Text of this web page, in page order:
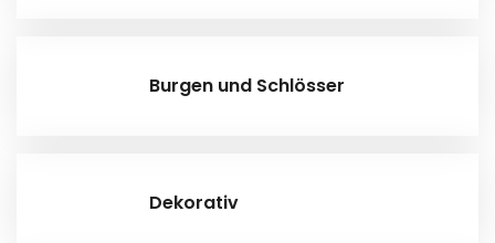
Burgen und Schlösser
Dekorativ